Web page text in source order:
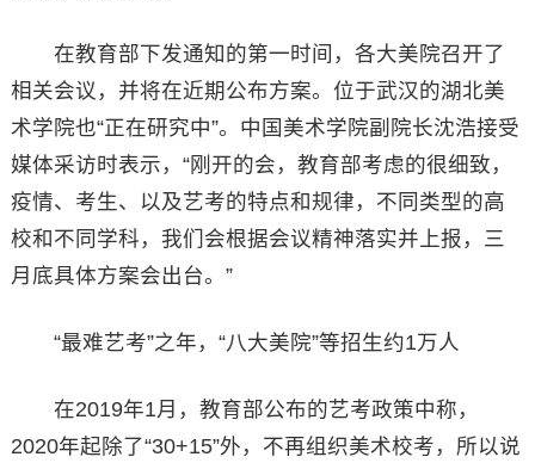
在教育部下发通知的第一时间，各大美院召开了
相关会议，并将在近期公布方案。位于武汉的湖北美
术学院也“正在研究中”。中国美术学院副院长沈浩接受
媒体采访时表示，“刚开的会，教育部考虑的很细致，
疫情、考生、以及艺考的特点和规律，不同类型的高
校和不同学科，我们会根据会议精神落实并上报，三
月底具体方案会出台。”
“最难艺考”之年，“八大美院”等招生约1万人
在2019年1月，教育部公布的艺考政策中称，
2020年起除了“30+15”外，不再组织美术校考，所以说